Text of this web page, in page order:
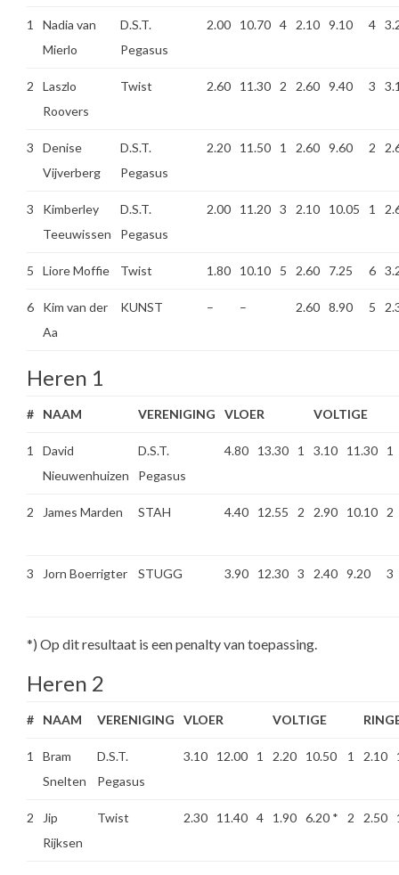
1
Nadia van
Mierlo
D.S.T.
Pegasus
2.00 10.70 4 2.10 9.10 4
2
Laszlo
Roovers
Twist 2.60 11.30 2 2.60 9.40 3
3
Denise
Vijverberg
D.S.T.
Pegasus
2.20 11.50 1 2.60 9.60 2
3
Kimberley
Teeuwissen
D.S.T.
Pegasus
2.00 11.20 3 2.10 10.05 1
5 Liore Moffie Twist 1.80 10.10 5 2.60 7.25 6
6
Kim van der
Aa
KUNST – – 2.60 8.90 5
Heren 1
# NAAM VERENIGING VLOER VOLTIGE
1
David
Nieuwenhuizen
D.S.T.
Pegasus
4.80 13.30 1 3.10 11.30 1
2 James Marden STAH 4.40 12.55 2 2.90 10.10 2
3 Jorn Boerrigter STUGG 3.90 12.30 3 2.40 9.20 3
*) Op dit resultaat is een penalty van toepassing.
Heren 2
# NAAM VERENIGING VLOER VOLTIGE
1
Bram
Snelten
D.S.T.
Pegasus
3.10 12.00 1 2.20 10.50 1 2.10
2
Jip
Rijksen
Twist 2.30 11.40 4 1.90 6.20 * 2 2.50